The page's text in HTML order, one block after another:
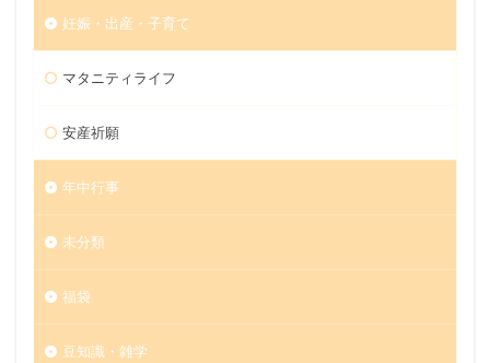
妊娠・出産・子育て
マタニティライフ
安産祈願
年中行事
未分類
福袋
豆知識・雑学